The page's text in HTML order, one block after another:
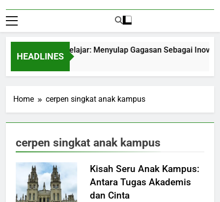
HEADLINES
Pelajar: Menyulap Gagasan Sebagai Inovasi
Ago
Home cerpen singkat anak kampus
cerpen singkat anak kampus
Kisah Seru Anak Kampus:
Antara Tugas Akademis
dan Cinta